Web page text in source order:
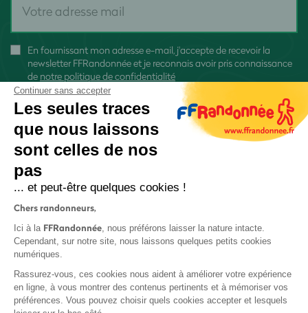
En fournissant mon adresse e-mail, j'accepte de recevoir la
newsletter FFRandonnée et je reconnais avoir pris connaissance
de notre politique de confidentialité
Protection des données
Politique de confidentialité
Continuer sans accepter
Les seules traces
que nous laissons
sont celles de nos
pas
... et peut-être quelques cookies !
Chers randonneurs,
Ici à la FFRandonnée, nous préférons laisser la nature intacte.
Cependant, sur notre site, nous laissons quelques petits cookies
numériques.
Rassurez-vous, ces cookies nous aident à améliorer votre expérience
en ligne, à vous montrer des contenus pertinents et à mémoriser vos
préférences. Vous pouvez choisir quels cookies accepter et lesquels